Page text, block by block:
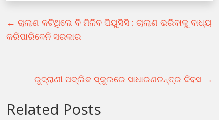
← ଚାଲାଣ କଟିଥିଲେ ବି ମିଳିବ ପିୟୁସିସି : ଚାଲାଣ ଭରିବାକୁ ବାଧ୍ୟ
କରିପାରିବେନି ସରକାର
ରୁଦ୍ରାଣୀ ପବ୍ଲିକ ସ୍କୁଲରେ ସାଧାରଣତନ୍ତ୍ର ଦିବସ →
Related Posts